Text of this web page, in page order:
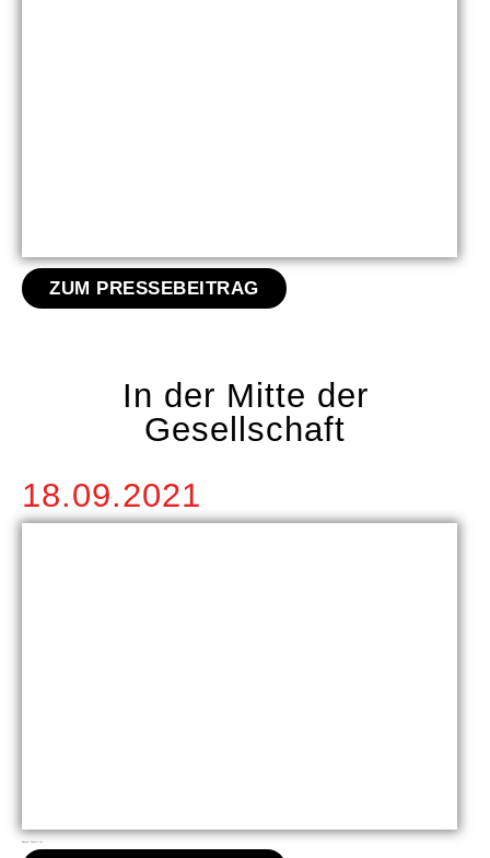
ZUM PRESSEBEITRAG
In der Mitte der
Gesellschaft
18.09.2021